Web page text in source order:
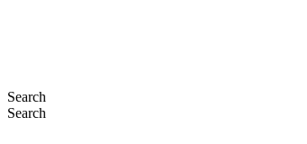
Search
Search